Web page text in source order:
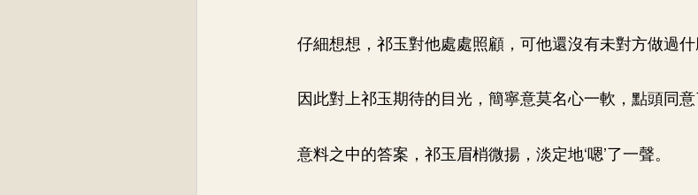
仔細想想，祁玉對他處處照顧，可他還沒有未對方做過什
因此對上祁玉期待的目光，簡寧意莫名心一軟，點頭同意
意料之中的答案，祁玉眉梢微揚，淡定地‘嗯’了一聲。